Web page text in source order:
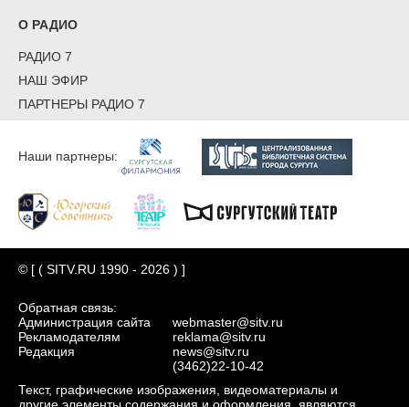
О РАДИО
РАДИО 7
НАШ ЭФИР
ПАРТНЕРЫ РАДИО 7
Наши партнеры:
© [ ( SITV.RU 1990 - 2026 ) ]
Обратная связь:
Администрация сайта
Рекламодателям
Редакция
webmaster@sitv.ru
reklama@sitv.ru
news@sitv.ru
(3462)22-10-42
Текст, графические изображения, видеоматериалы и
другие элементы содержания и оформления, являются